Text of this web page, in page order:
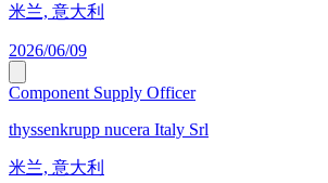
米兰, 意大利
2026/06/09
Component Supply Officer
thyssenkrupp nucera Italy Srl
米兰, 意大利